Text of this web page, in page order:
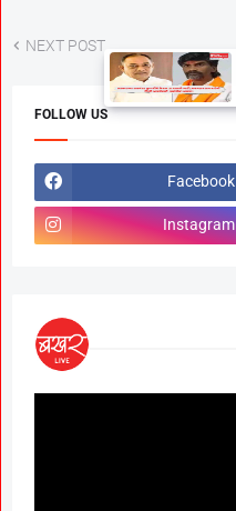
NEXT POST
FOLLOW US
Facebook
Instagram